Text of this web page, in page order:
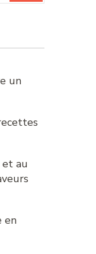
un
et au
en